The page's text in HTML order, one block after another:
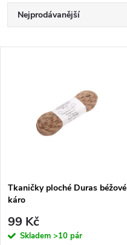
Ř
a
p
r
Nejprodávanější
s
p
Tkaničky ploché Duras béžové
káro
99 Kč
Skladem >10 pár